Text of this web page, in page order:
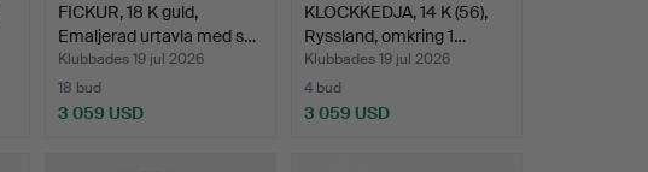
FICKUR, 18 K guld,
Emaljerad urtavla med s…
Klubbades 19 jul 2026
18 bud
3 059 USD
KLOCKKEDJA, 14 K (56),
Ryssland, omkring 1…
Klubbades 19 jul 2026
4 bud
3 059 USD